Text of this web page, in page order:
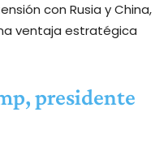
con Rusia y China,
ventaja estratégica
presidente